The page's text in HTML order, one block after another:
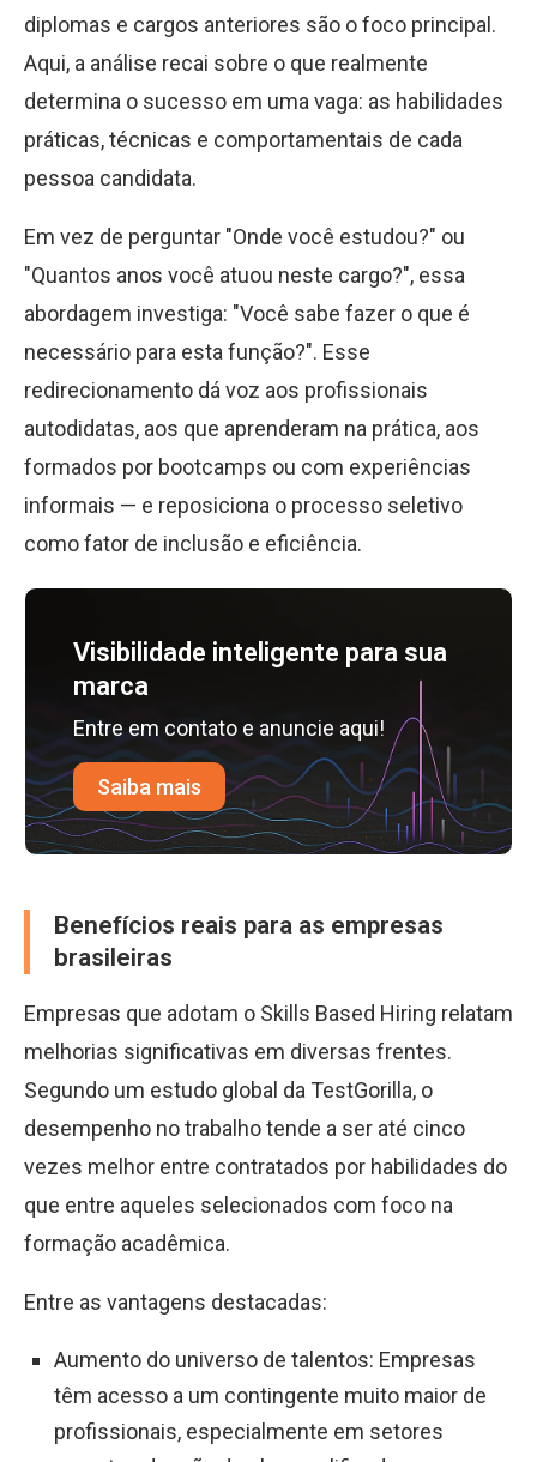
diplomas e cargos anteriores são o foco principal.
Aqui, a análise recai sobre o que realmente
determina o sucesso em uma vaga: as habilidades
práticas, técnicas e comportamentais de cada
pessoa candidata.
Em vez de perguntar "Onde você estudou?" ou
"Quantos anos você atuou neste cargo?", essa
abordagem investiga: "Você sabe fazer o que é
necessário para esta função?". Esse
redirecionamento dá voz aos profissionais
autodidatas, aos que aprenderam na prática, aos
formados por bootcamps ou com experiências
informais — e reposiciona o processo seletivo
como fator de inclusão e eficiência.
Visibilidade inteligente para sua
marca
Entre em contato e anuncie aqui!
Saiba mais
Benefícios reais para as empresas
brasileiras
Empresas que adotam o Skills Based Hiring relatam
melhorias significativas em diversas frentes.
Segundo um estudo global da TestGorilla, o
desempenho no trabalho tende a ser até cinco
vezes melhor entre contratados por habilidades do
que entre aqueles selecionados com foco na
formação acadêmica.
Entre as vantagens destacadas:
Aumento do universo de talentos: Empresas
têm acesso a um contingente muito maior de
profissionais, especialmente em setores